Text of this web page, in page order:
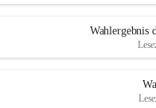
Wahlergebnis